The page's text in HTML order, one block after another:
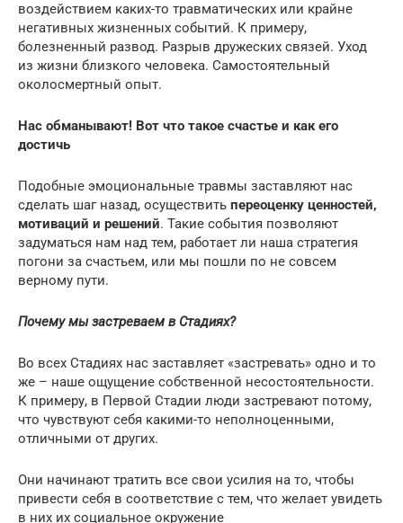
воздействием каких-то травматических или крайне
негативных жизненных событий. К примеру,
болезненный развод. Разрыв дружеских связей. Уход
из жизни близкого человека. Самостоятельный
околосмертный опыт.
Нас обманывают! Вот что такое счастье и как его
достичь
Подобные эмоциональные травмы заставляют нас
сделать шаг назад, осуществить переоценку ценностей,
мотиваций и решений. Такие события позволяют
задуматься нам над тем, работает ли наша стратегия
погони за счастьем, или мы пошли по не совсем
верному пути.
Почему мы застреваем в Стадиях?
Во всех Стадиях нас заставляет «застревать» одно и то
же – наше ощущение собственной несостоятельности.
К примеру, в Первой Стадии люди застревают потому,
что чувствуют себя какими-то неполноценными,
отличными от других.
Они начинают тратить все свои усилия на то, чтобы
привести себя в соответствие с тем, что желает увидеть
в них их социальное окружение